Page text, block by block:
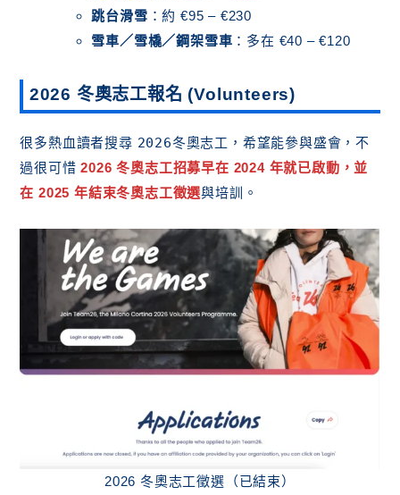
跳台滑雪 ：約 €95 – €230
雪車／雪橇／鋼架雪車 ：多在 €40 – €120
2026 冬奧志工報名 (Volunteers)
很多熱血讀者搜尋 2026冬奧志工 ，希望能參與盛會，不
過很可惜2026 冬奧志工招募早在 2024 年就已啟動，並
在 2025 年結束冬奧志工徵選與培訓。
2026 冬奧志工徵選（已結束）